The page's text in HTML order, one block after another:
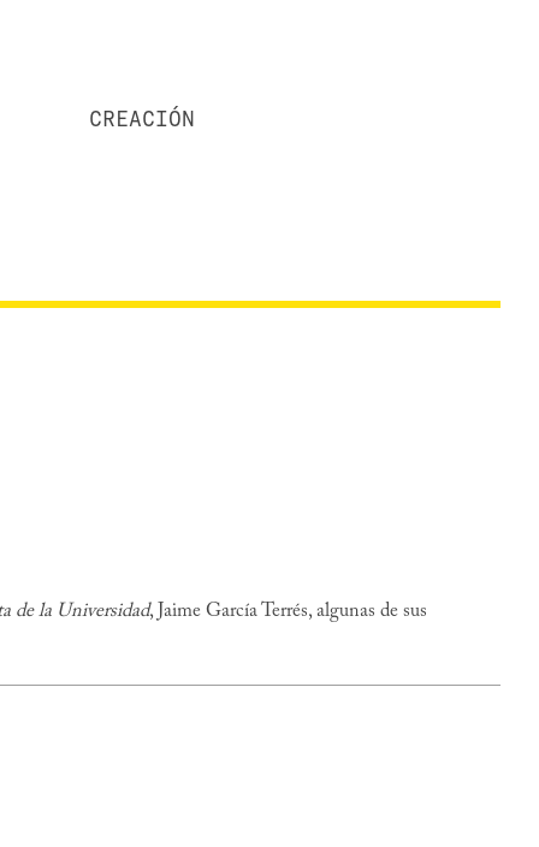
CREACIÓN
de la Universidad, Jaime García Terrés, algunas de sus